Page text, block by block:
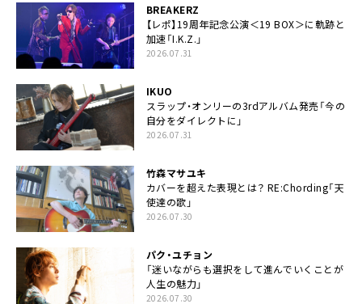
BREAKERZ
【レポ】19周年記念公演＜19 BOX＞に軌跡と
加速「I.K.Z.」
2026.07.31
IKUO
スラップ・オンリーの3rdアルバム発売「今の
自分をダイレクトに」
2026.07.31
竹森マサユキ
カバーを超えた表現とは？ RE:Chording「天
使達の歌」
2026.07.30
パク・ユチョン
「迷いながらも選択をして進んでいくことが
人生の魅力」
2026.07.30